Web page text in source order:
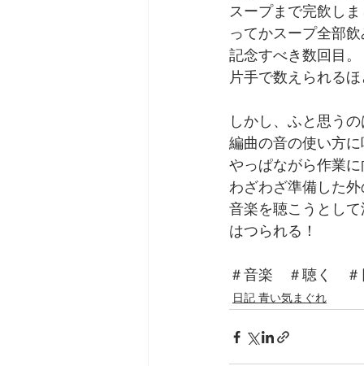
スープまで完飲しま
ってかスープ全部
記念すべき数回目。
片手で数えられる
しかし、ふと思う
編曲の音の使い方に
やっぱながら作業に
わざわざ準備した外
音楽を聴こうとし
はつられる！
＃音楽　＃聴く　
日記 青い気まぐれ